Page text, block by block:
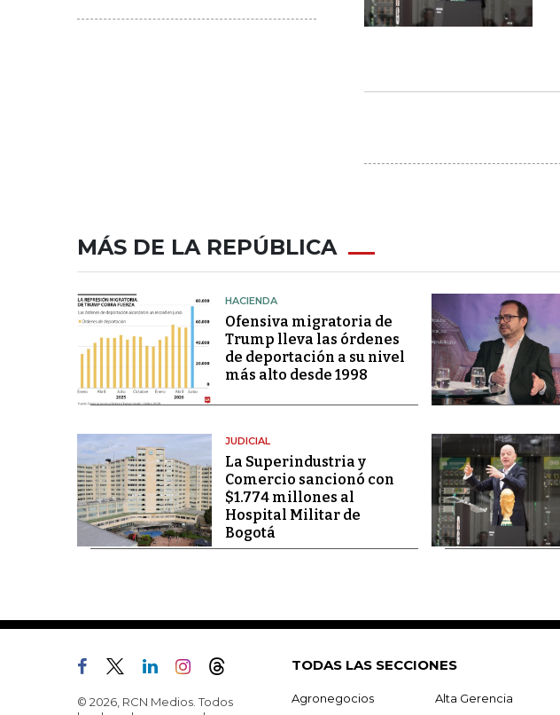
MÁS DE LA REPÚBLICA
HACIENDA
Ofensiva migratoria de
Trump lleva las órdenes
de deportación a su nivel
más alto desde 1998
JUDICIAL
La Superindustria y
Comercio sancionó con
$1.774 millones al
Hospital Militar de
Bogotá
© 2026, RCN Medios. Todos
TODAS LAS SECCIONES
Agronegocios Alta Gerencia